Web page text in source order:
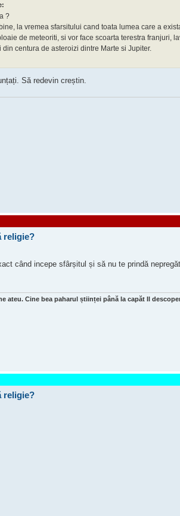
?
la vremea sfarsitului cand toata lumea care a
de meteoriti, si vor face scoarta terestra franjuri,
centura de asteroizi dintre Marte si Jupiter.
Să redevin creștin.
religie?
când incepe sfârșitul și să nu te prindă
ateu. Cine bea paharul științei până la capăt Il
religie?